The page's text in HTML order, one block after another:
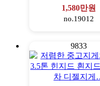
1,580만원
no.19012
9833